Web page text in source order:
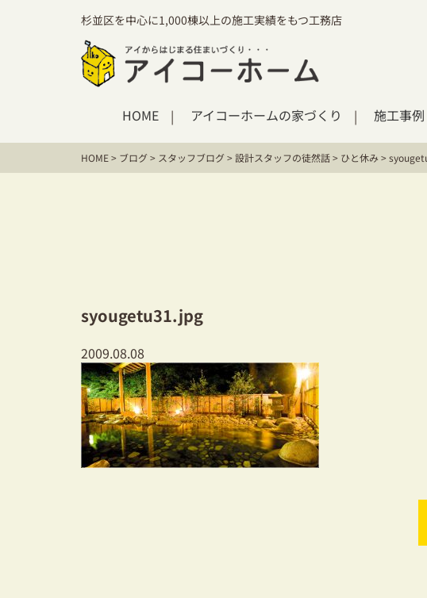
杉並区を中心に1,000棟以上の施工実績をもつ工務店
HOME アイコーホームの家づくり 施工事例
HOME> ブログ> スタッフブログ>設計スタッフの徒然話> ひと休み>
syougetu31.jpg
2009.08.08